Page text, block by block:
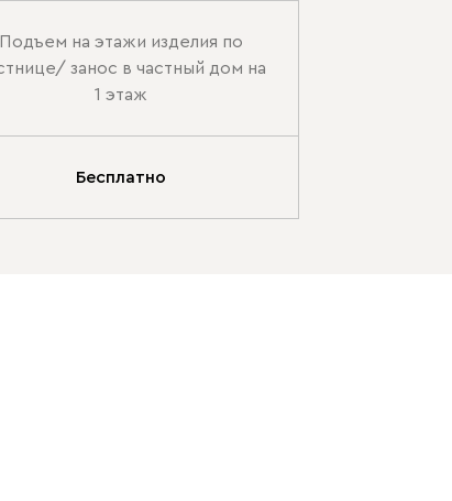
Подъем на этажи изделия по
занос в частный дом на
1 этаж
Бесплатно